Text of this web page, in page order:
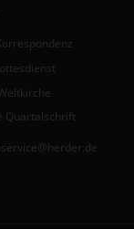
Quartalschrift